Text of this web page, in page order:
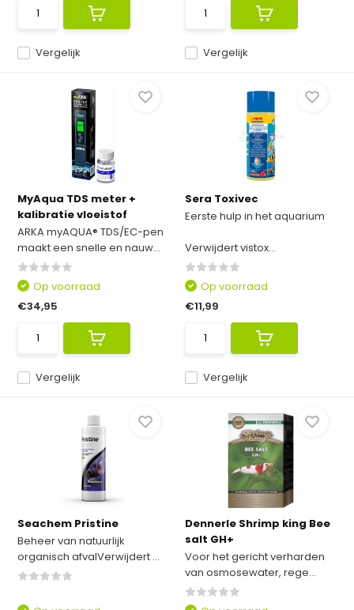
Vergelijk Vergelijk
MyAqua TDS meter +
kalibratie vloeistof
ARKA myAQUA® TDS/EC-pen
maakt een snelle en nauw...
Vergelijk
Op voorraad
€34,95
Sera Toxivec
Eerste hulp in het aquarium
Verwijdert vistox...
Vergelijk
Op voorraad
€11,99
Seachem Pristine
Beheer van natuurlijk
organisch afvalVerwijdert ...
Dennerle Shrimp king Bee
salt GH+
Voor het gericht verharden
van osmosewater, rege...